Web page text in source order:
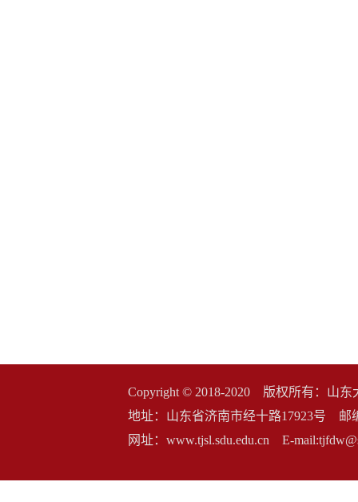
Copyright © 2018-2020 版权所有：山
地址：山东省济南市经十路17923号 邮
网址：www.tjsl.sdu.edu.cn E-